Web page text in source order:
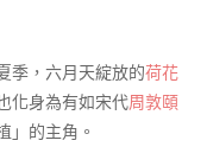
季，六月天綻放的荷花
化身為有如宋代周敦頤
」的主角。